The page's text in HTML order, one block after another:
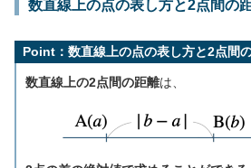
数直線上の点の表し方と2点間の
Point：数直線上の点の表し方と2点間
数直線上の2点間の距離は、